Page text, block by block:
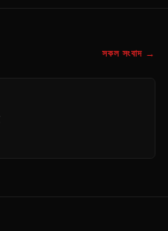
সকল সংবাদ →